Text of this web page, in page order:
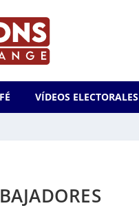
VÍDEOS ELECTORALES